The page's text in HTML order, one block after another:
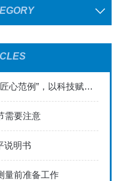
日本AND天平精密称量的“匠心范例”，以科技赋能全球实验室
需要注意
说明书
量前准备工作